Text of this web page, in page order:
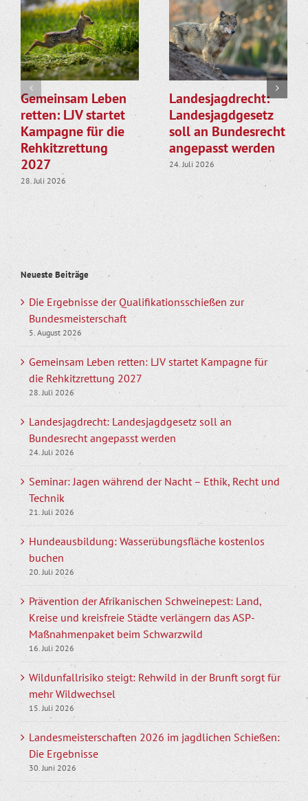
Gemeinsam Leben
retten: LJV startet
Kampagne für die
Rehkitzrettung
2027
28. Juli 2026
Landesjagdrecht:
Landesjagdgesetz
soll an Bundesrecht
angepasst werden
24. Juli 2026
Neueste Beiträge
Die Ergebnisse der Qualifikationsschießen zur
Bundesmeisterschaft
5. August 2026
Gemeinsam Leben retten: LJV startet Kampagne für
die Rehkitzrettung 2027
28. Juli 2026
Landesjagdrecht: Landesjagdgesetz soll an
Bundesrecht angepasst werden
24. Juli 2026
Seminar: Jagen während der Nacht – Ethik, Recht und
Technik
21. Juli 2026
Hundeausbildung: Wasserübungsfläche kostenlos
buchen
20. Juli 2026
Prävention der Afrikanischen Schweinepest: Land,
Kreise und kreisfreie Städte verlängern das ASP-
Maßnahmenpaket beim Schwarzwild
16. Juli 2026
Wildunfallrisiko steigt: Rehwild in der Brunft sorgt für
mehr Wildwechsel
15. Juli 2026
Landesmeisterschaften 2026 im jagdlichen Schießen:
Die Ergebnisse
30. Juni 2026